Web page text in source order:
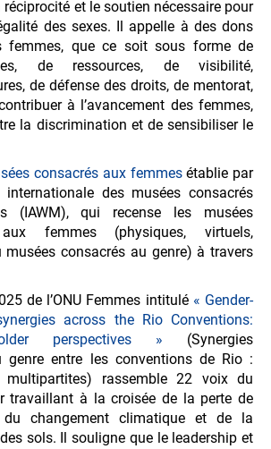
réciprocité et le soutien nécessaire pour
des sexes. Il appelle à des dons
femmes, que ce soit sous forme de
de ressources, de visibilité,
de défense des droits, de mentorat,
à l’avancement des femmes,
la discrimination et de sensibiliser le
consacrés aux femmesétablie par
internationale des musées consacrés
(IAWM), qui recense les musées
femmes (physiques, virtuels,
consacrés au genre) à travers
de l’ONU Femmes intitulé « Gender-
across the Rio Conventions:
perspectives » (Synergies
genre entre les conventions de Rio :
multipartites) rassemble 22 voix du
travaillant à la croisée de la perte de
du changement climatique et de la
sols. Il souligne que le leadership et